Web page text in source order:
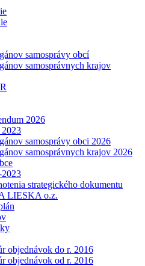
samosprávy obcí
samosprávnych krajov
2026
2023
samosprávy obci 2026
samosprávnych krajov 2026
strategického dokumentu
LIESKA o.z.
objednávok do r. 2016
objednávok od r. 2016